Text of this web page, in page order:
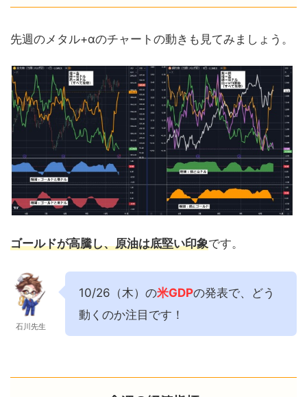
先週のメタル+αのチャートの動きも見てみましょう。
ゴールドが高騰し、原油は底堅い印象です。
石川先生
10/26（木）の米GDPの発表で、どう
動くのか注目です！